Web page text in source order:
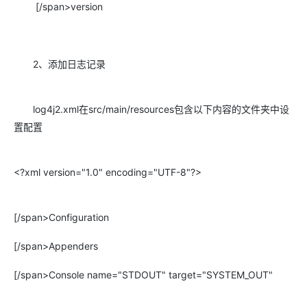
[/span>version
2、添加日志记录
log4j2.xml在src/main/resources包含以下内容的文件夹中设
置配置
<?xml version="1.0" encoding="UTF-8"?>
[/span>Configuration
[/span>Appenders
[/span>Console name="STDOUT" target="SYSTEM_OUT"